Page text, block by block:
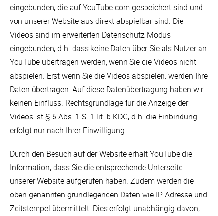
eingebunden, die auf YouTube.com gespeichert sind und
von unserer Website aus direkt abspielbar sind. Die
Videos sind im erweiterten Datenschutz-Modus
eingebunden, d.h. dass keine Daten über Sie als Nutzer an
YouTube übertragen werden, wenn Sie die Videos nicht
abspielen. Erst wenn Sie die Videos abspielen, werden Ihre
Daten übertragen. Auf diese Datenübertragung haben wir
keinen Einfluss. Rechtsgrundlage für die Anzeige der
Videos ist § 6 Abs. 1 S. 1 lit. b KDG, d.h. die Einbindung
erfolgt nur nach Ihrer Einwilligung.
Durch den Besuch auf der Website erhält YouTube die
Information, dass Sie die entsprechende Unterseite
unserer Website aufgerufen haben. Zudem werden die
oben genannten grundlegenden Daten wie IP-Adresse und
Zeitstempel übermittelt. Dies erfolgt unabhängig davon,